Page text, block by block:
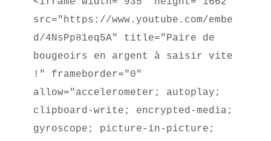
src="https://www.youtube.com/embe
d/4NsPp81eq5A" title="Paire de
bougeoirs en argent à saisir vite
!" frameborder="0"
allow="accelerometer; autoplay;
clipboard-write; encrypted-media;
gyroscope; picture-in-picture;